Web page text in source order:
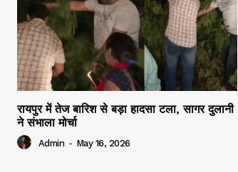
रायपुर में तेज बारिश से बड़ा हादसा टला, सागर दुलानी
ने संभाला मोर्चा
Admin - May 16, 2026